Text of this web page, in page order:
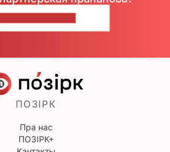
ПОЗІРК
Пра нас
ПОЗІРК+